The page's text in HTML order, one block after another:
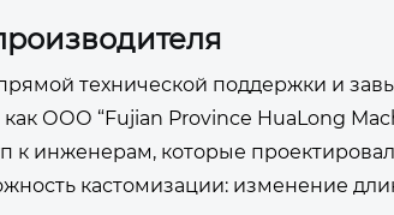
прямой технической поддержки и
ООО “Fujian Province HuaLong
к инженерам, которые
кастомизации: изменение